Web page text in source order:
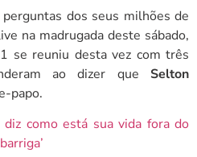
dos seus milhões de
na madrugada deste sábado,
se reuniu desta vez com três
ao dizer que Selton
papo.
como está sua vida fora do